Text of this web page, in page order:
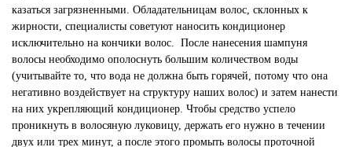
казаться загрязненными. Обладательницам волос, склонных к
жирности, специалисты советуют наносить кондиционер
исключительно на кончики волос. После нанесения шампуня
волосы необходимо ополоснуть большим количеством воды
(учитывайте то, что вода не должна быть горячей, потому что она
негативно воздействует на структуру наших волос) и затем нанести
на них укрепляющий кондиционер. Чтобы средство успело
проникнуть в волосяную луковицу, держать его нужно в течении
двух или трех минут, а после этого промыть волосы проточной